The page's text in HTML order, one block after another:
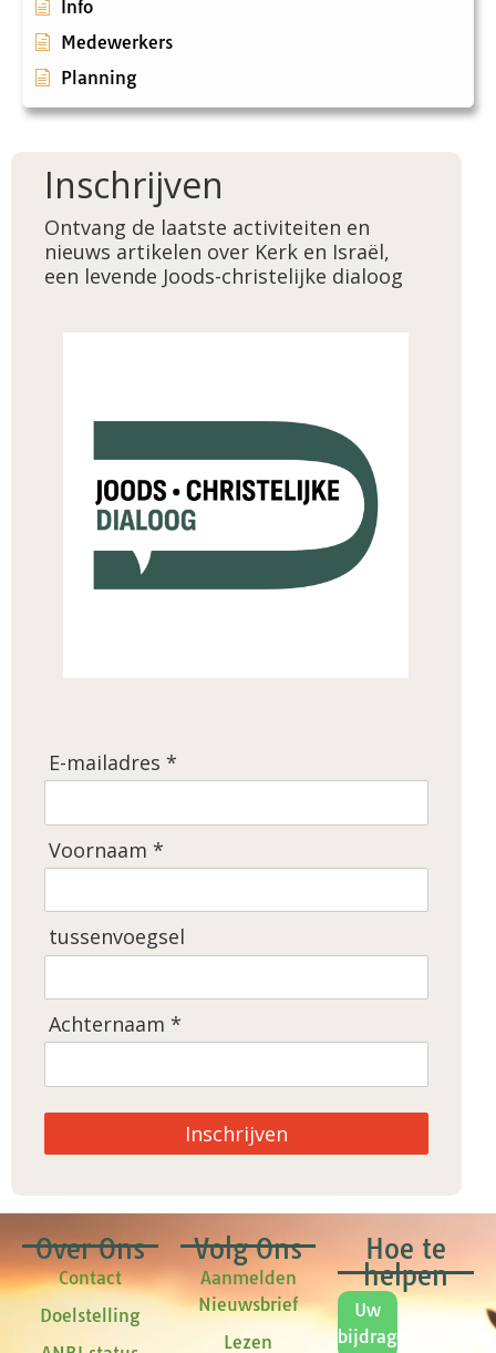
Info
Medewerkers
Planning
Inschrijven
Ontvang de laatste activiteiten en
nieuws artikelen over Kerk en Israël,
een levende Joods-christelijke dialoog
E-mailadres *
Voornaam *
tussenvoegsel
Achternaam *
Inschrijven
Over Ons
Contact
Doelstelling
Volg Ons
Aanmelden
Nieuwsbrief
Lezen
Hoe te
helpen
Uw
bijdrage